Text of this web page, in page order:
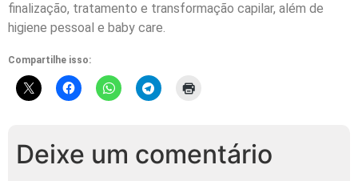
finalização, tratamento e transformação capilar, além de
higiene pessoal e baby care.
Compartilhe isso:
Deixe um comentário